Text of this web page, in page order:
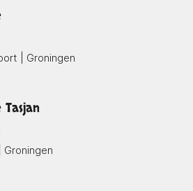
| Groningen
Groningen